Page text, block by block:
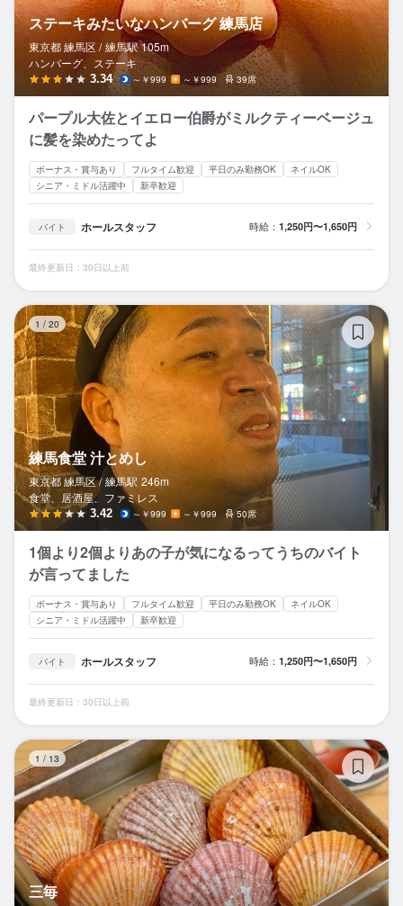
ステーキみたいなハンバーグ 練馬店
東京都 練馬区 / 練馬駅 105m
ハンバーグ、ステーキ
3.34 ～￥999 ～￥999 39席
パープル大佐とイエロー伯爵がミルクティーベージュ
に髪を染めたってよ
ボーナス・賞与あり フルタイム歓迎 平日のみ勤務OK
ネイルOK
シニア・ミドル活躍中
新卒歓迎
バイト ホールスタッフ 時給： 1,250円〜1,650円
最終更新日：30日以上前
1 / 20
練馬食堂 汁とめし
東京都 練馬区 / 練馬駅 246m
食堂、居酒屋、ファミレス
3.42 ～￥999 ～￥999 50席
1個より2個よりあの子が気になるってうちのバイト
が言ってました
ボーナス・賞与あり フルタイム歓迎 平日のみ勤務OK
ネイルOK
シニア・ミドル活躍中
新卒歓迎
バイト ホールスタッフ 時給： 1,250円〜1,650円
最終更新日：30日以上前
1 / 13
三毎